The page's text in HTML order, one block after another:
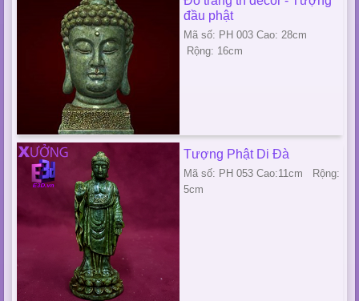
đầu phật
Mã số: PH 003 Cao: 28cm
Rộng: 16cm
Tượng Phật Di Đà
Mã số: PH 053 Cao:11cm Rộng:
5cm